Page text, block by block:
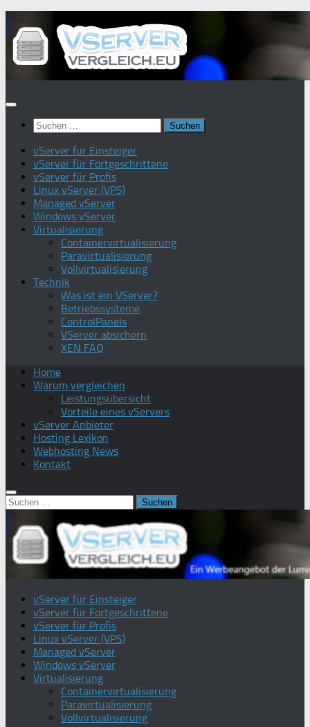
Inhalt
springen
Suchen
nach:
vServer für Einsteiger
vServer für Fortgeschrittene
vServer für Profis
Linux vServer (VPS)
Managed vServer
Windows vServer
Virtualisierung
Containervirtualisierung
Paravirtualisierung
Vollvirtualisierung
Technik
Was ist ein VServer?
Betriebssysteme
ControlPanels
VServer absichern
XEN FAQ
Home
Warum vergleichen
Leistungsübersicht
Vorteile eines vServers
vServer Anbieter
Hosting Lexikon
Webhosting News
Kontakt
Suchen
nach:
vServer für Einsteiger
vServer für Fortgeschrittene
vServer für Profis
Linux vServer (VPS)
Managed vServer
Windows vServer
Virtualisierung
Containervirtualisierung
Paravirtualisierung
Vollvirtualisierung